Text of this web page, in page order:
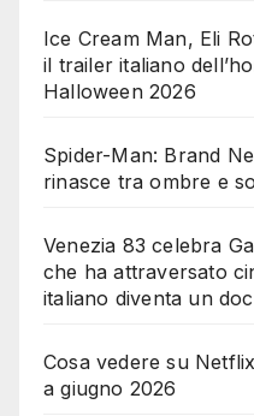
Ice Cream Man, Eli
il trailer italiano
Halloween 2026
Spider-Man: Brand
rinasce tra ombre e
Venezia 83 celebra
che ha attraversato
italiano diventa un
Cosa vedere su
a giugno 2026